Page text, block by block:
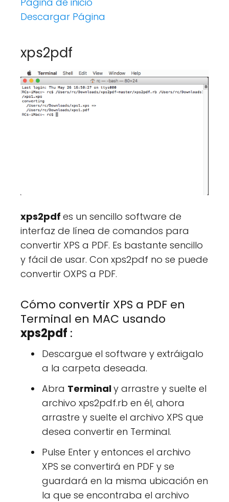
Descargar Página
xps2pdf
xps2pdf es un sencillo software de
interfaz de línea de comandos para
convertir XPS a PDF. Es bastante sencillo
y fácil de usar. Con xps2pdf no se puede
convertir OXPS a PDF.
Cómo convertir XPS a PDF en
Terminal en MAC usando
xps2pdf :
Descargue el software y extráigalo
a la carpeta deseada.
Abra Terminaly arrastre y suelte el
archivo xps2pdf.rb en él, ahora
arrastre y suelte el archivo XPS que
desea convertir en Terminal.
Pulse Enter y entonces el archivo
XPS se convertirá en PDF y se
guardará en la misma ubicación en
la que se encontraba el archivo